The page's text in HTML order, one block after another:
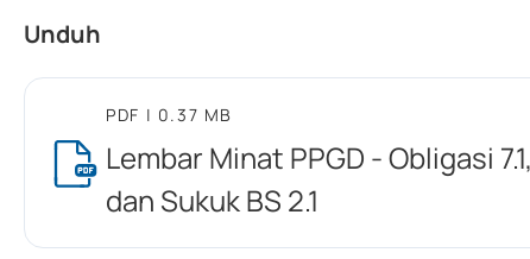
Unduh
PDF | 0.37 MB
Lembar Minat PPGD - Obligasi
dan Sukuk BS 2.1